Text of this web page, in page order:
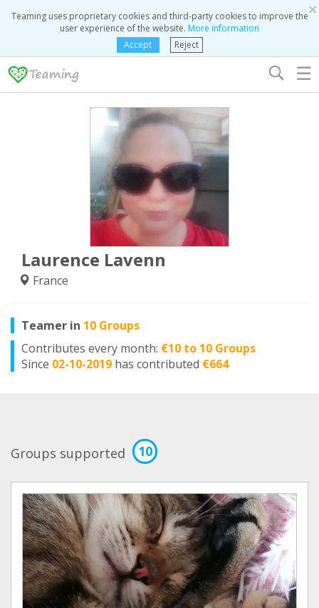
×
Teaming uses proprietary cookies and third-party cookies to improve the
user experience of the website. More information
Accept
Reject
☰
Laurence Lavenn
France
Teamer in 10 Groups
Contributes every month: €10 to 10 Groups
Since 02-10-2019 has contributed €664
Groups supported 10